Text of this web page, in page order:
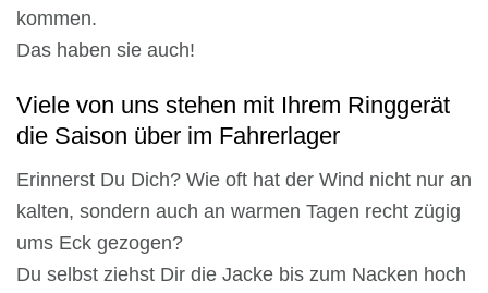
kommen.
Das haben sie auch!
Viele von uns stehen mit Ihrem Ringgerät
die Saison über im Fahrerlager
Erinnerst Du Dich? Wie oft hat der Wind nicht nur an
kalten, sondern auch an warmen Tagen recht zügig
ums Eck gezogen?
Du selbst ziehst Dir die Jacke bis zum Nacken hoch